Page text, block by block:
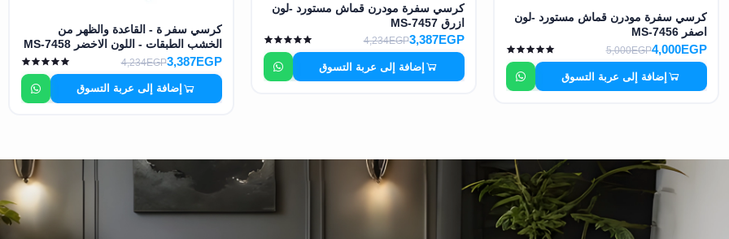
كرسي سفرة مودرن قماش مستورد -لون
اصفر MS-7456
4,000EGP
5,000EGP
إضافة إلى عربة التسوق
كرسي سفرة مودرن قماش مستورد -لون
ازرق MS-7457
3,387EGP
4,234EGP
إضافة إلى عربة التسوق
كرسي سفر ة - القاعدة والظهر من
الخشب الطبقات - اللون الاخضر MS-7458
3,387EGP
4,234EGP
إضافة إلى عربة التسوق